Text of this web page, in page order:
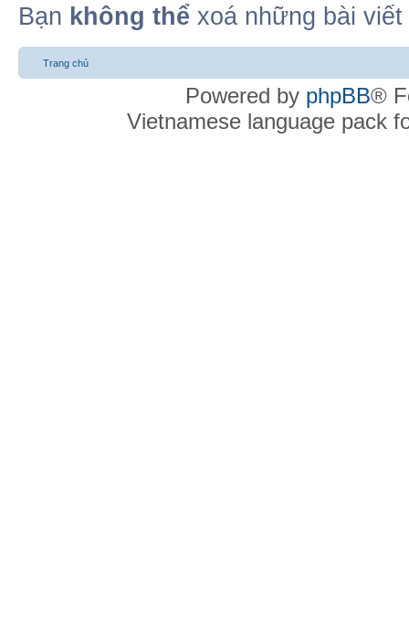
Bạn không thể xoá những bài
Trang chủ
Powered by phpBB®
Vietnamese language pack